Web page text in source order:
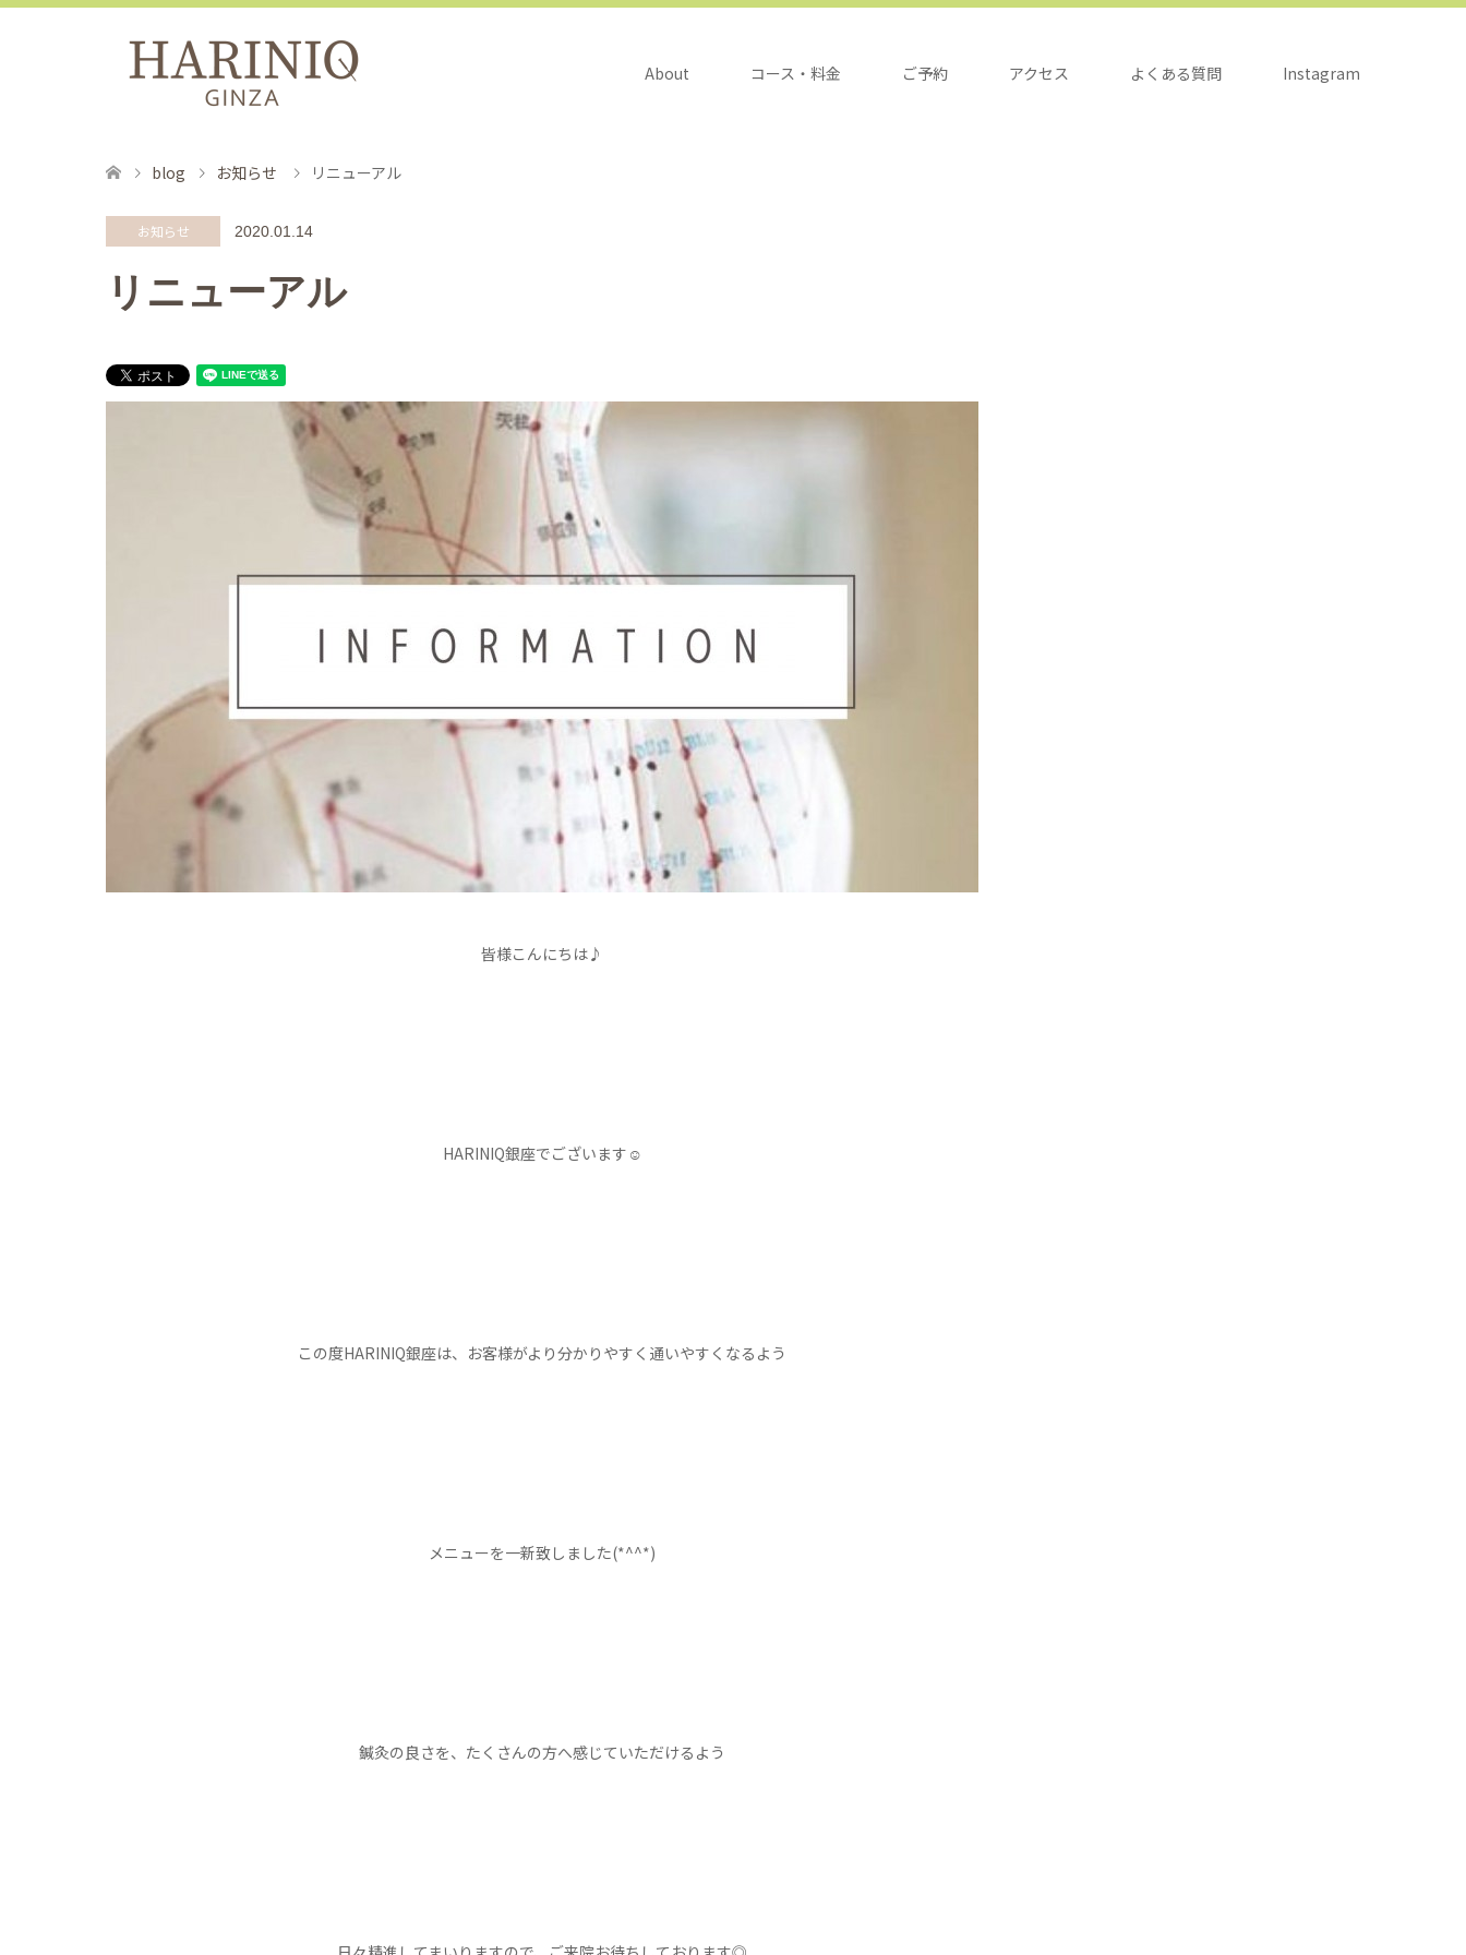
About コース・料金 ご予約 アクセス よくある質問 Instagram
blog お知らせ リニューアル
お知らせ 2020.01.14
リニューアル
皆様こんにちは♪
HARINIQ銀座でございます☺
この度HARINIQ銀座は、お客様がより分かりやすく通いやすくなるよう
メニューを一新致しました(*^^*)
鍼灸の良さを、たくさんの方へ感じていただけるよう